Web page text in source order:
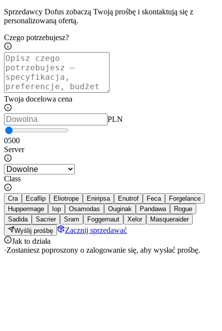
Sprzedawcy Dofus zobaczą Twoją prośbę i skontaktują się z
personalizowaną ofertą.
Czego potrzebujesz?
Twoja docelowa cena
PLN
0500
Server
Class
Cra Ecaflip Eliotrope Eniripsa Enutrof Feca
Forgelance
Huppermage
Iop Osamodas Ouginak Pandawa
Rogue
Sadida
Sacrier Sram Foggernaut Xelor
Masqueraider
Wyślij prośbę
Zacznij sprzedawać
Jak to działa
·Zostaniesz poproszony o zalogowanie się, aby wysłać prośbę.